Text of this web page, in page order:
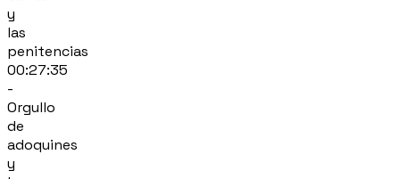
y
las
penitencias
00:27:35
-
Orgullo
de
adoquines
y